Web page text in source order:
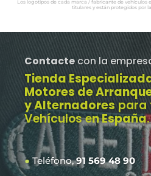
Los logotipos de cada marca / fabricante de vehículos
titulares y están protegidos por
Contacte con la
Tienda
Motores de
y Alternadores para
Vehículos en España.
●Teléfono,91 569 48 90